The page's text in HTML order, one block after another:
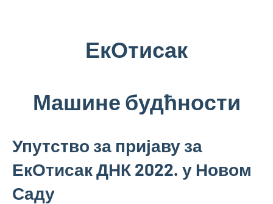
ЕкОтисак
Машине будћности
Упутство за пријаву за
ЕкОтисак ДНК 2022. у Новом
Саду